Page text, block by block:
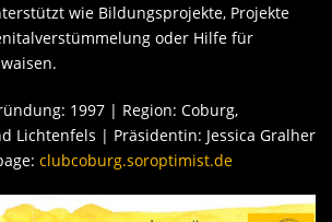
wie Bildungsprojekte, Projekte
oder Hilfe für
1997 | Region: Coburg,
Lichtenfels | Präsidentin: Jessica Gralher
clubcoburg.soroptimist.de